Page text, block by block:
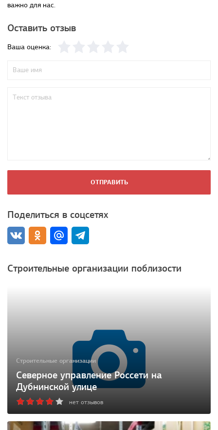
важно для нас.
Оставить отзыв
Ваша оценка:
ОТПРАВИТЬ
Поделиться в соцсетях
Строительные организации поблизости
Строительные организации
Северное управление Россети на
Дубнинской улице
нет отзывов